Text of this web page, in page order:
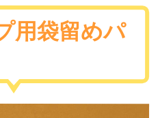
用袋留めパ